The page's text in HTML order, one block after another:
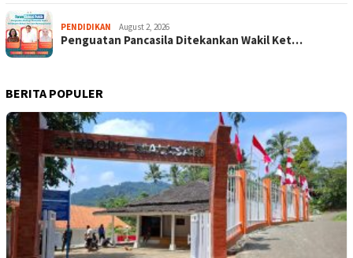
PENDIDIKAN August 2, 2026
Penguatan Pancasila Ditekankan Wakil Ket…
BERITA POPULER